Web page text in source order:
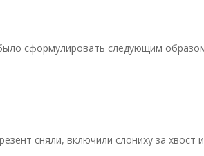
сформулировать следующим
сняли, включили слониху за